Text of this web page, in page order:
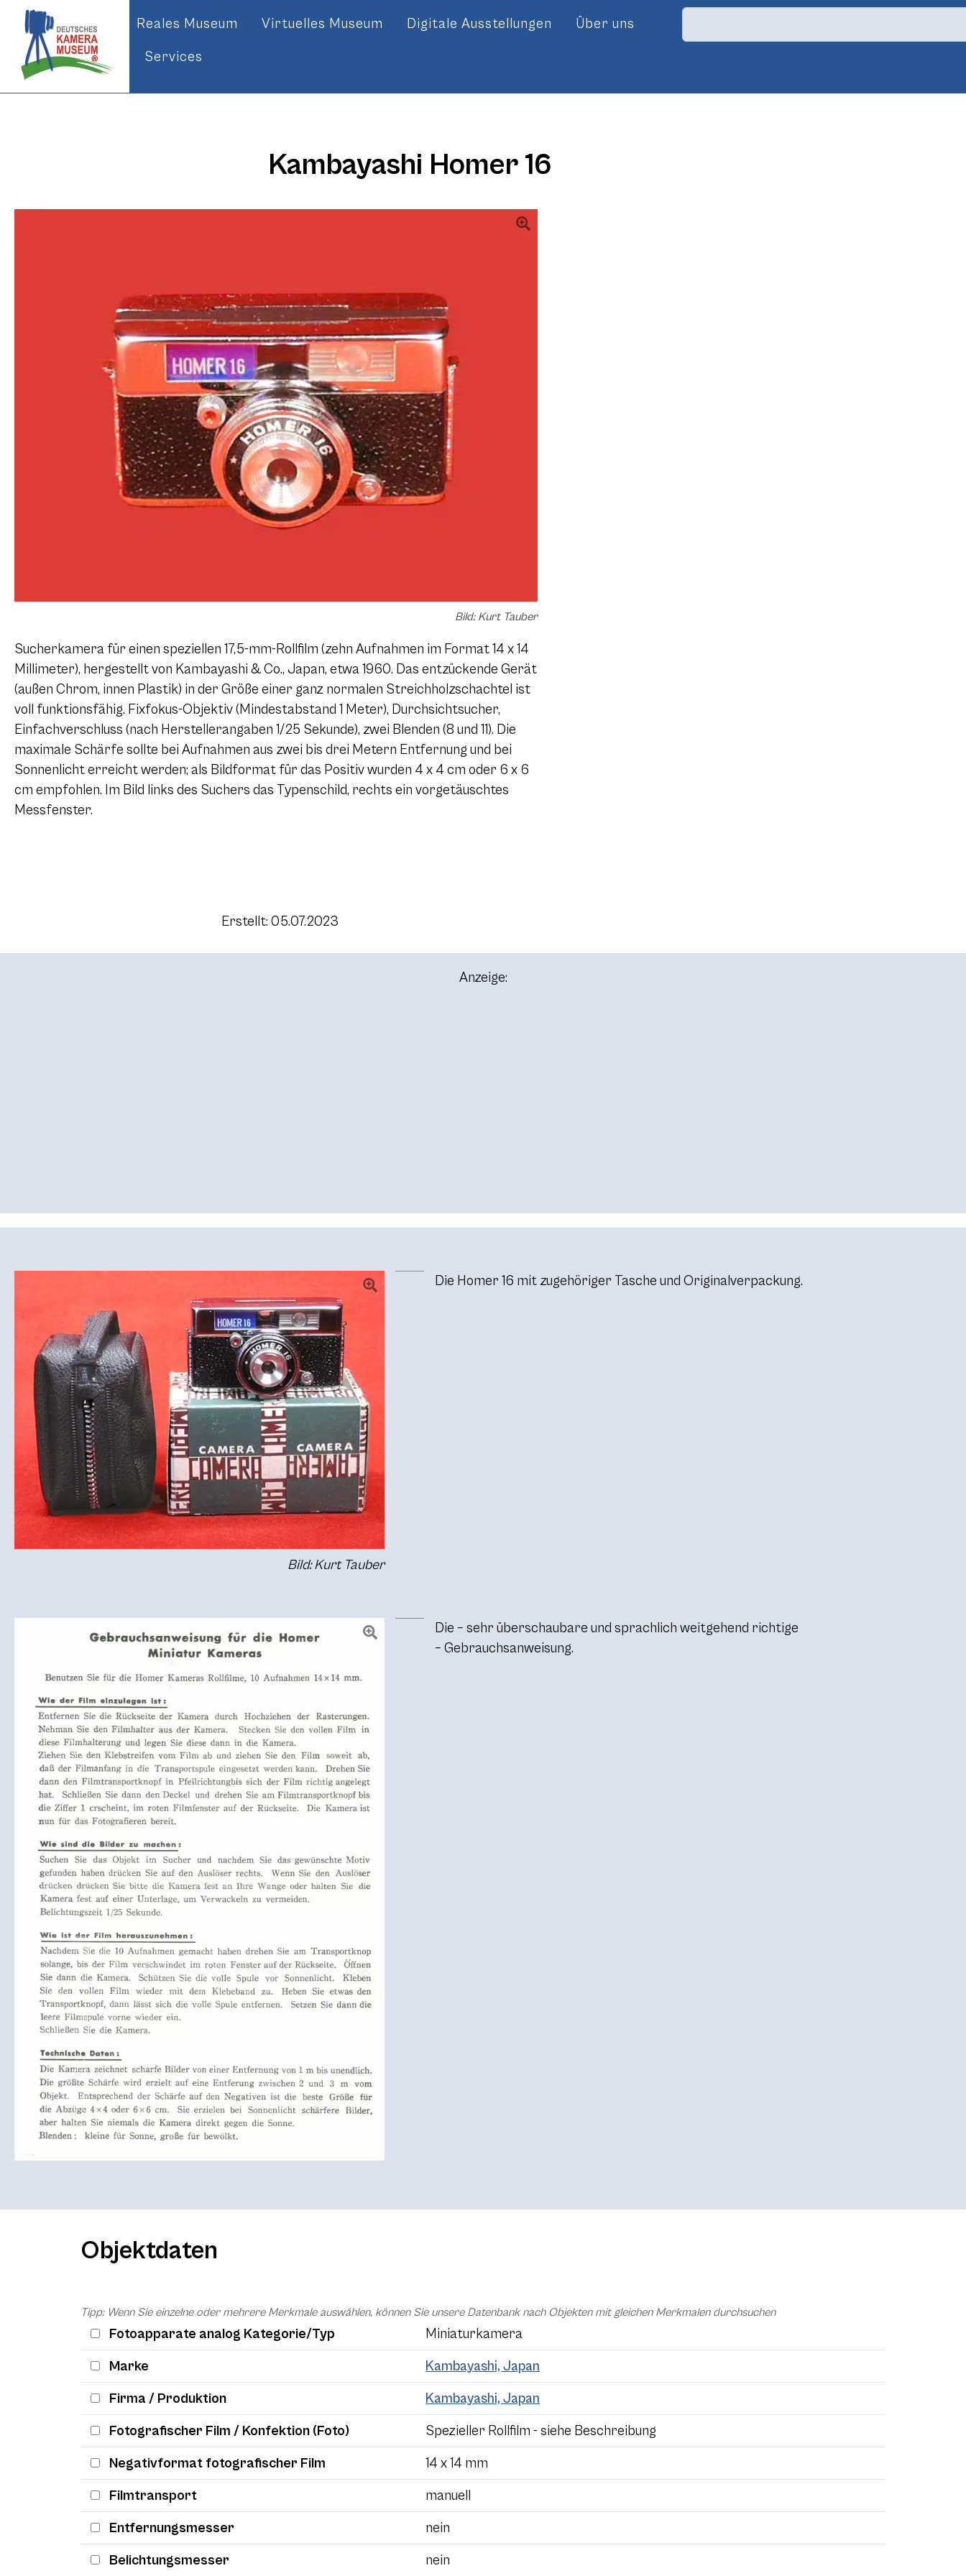
Reales Museum Virtuelles Museum Digitale Ausstellungen Über uns
Services
Kambayashi Homer 16
Bild: Kurt Tauber
Sucherkamera für einen speziellen 17,5-mm-Rollfilm (zehn Aufnahmen im Format 14 x 14
Millimeter), hergestellt von Kambayashi & Co., Japan, etwa 1960. Das entzückende Gerät
(außen Chrom, innen Plastik) in der Größe einer ganz normalen Streichholzschachtel ist
voll funktionsfähig. Fixfokus-Objektiv (Mindestabstand 1 Meter), Durchsichtsucher,
Einfachverschluss (nach Herstellerangaben 1/25 Sekunde), zwei Blenden (8 und 11). Die
maximale Schärfe sollte bei Aufnahmen aus zwei bis drei Metern Entfernung und bei
Sonnenlicht erreicht werden; als Bildformat für das Positiv wurden 4 x 4 cm oder 6 x 6
cm empfohlen. Im Bild links des Suchers das Typenschild, rechts ein vorgetäuschtes
Messfenster.
Erstellt: 05.07.2023
Anzeige:
Bild: Kurt Tauber
Die Homer 16 mit zugehöriger Tasche und Originalverpackung.
Die – sehr überschaubare und sprachlich weitgehend richtige
– Gebrauchsanweisung.
Objektdaten
Tipp: Wenn Sie einzelne oder mehrere Merkmale auswählen, können Sie unsere Datenbank nach Objekten mit gleichen Merkmalen durchsuchen
Fotoapparate analog Kategorie/Typ Miniaturkamera
Marke Kambayashi, Japan
Firma / Produktion Kambayashi, Japan
Fotografischer Film / Konfektion (Foto) Spezieller Rollfilm - siehe Beschreibung
Negativformat fotografischer Film 14 x 14 mm
Filmtransport manuell
Entfernungsmesser nein
Belichtungsmesser nein